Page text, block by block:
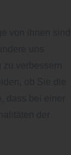
von ihnen sind
uns
der